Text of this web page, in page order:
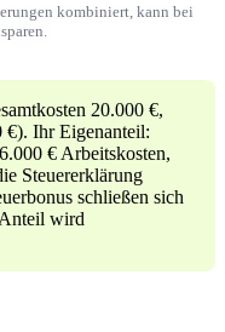
kombiniert, kann bei
20.000 €,
Ihr Eigenanteil:
€ Arbeitskosten,
Steuererklärung
schließen sich
wird